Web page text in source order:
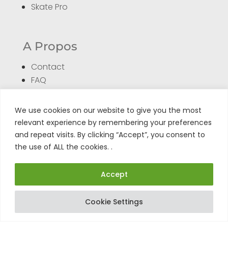
We use cookies on our website to give you the most
relevant experience by remembering your preferences
and repeat visits. By clicking “Accept”, you consent to
the use of ALL the cookies. .
Cookie Settings
Accept
Skate Pro
A Propos
Contact
FAQ
Politique de confidentialité
Service
Centre test
Formulaire de retour
Enregistrer son produit